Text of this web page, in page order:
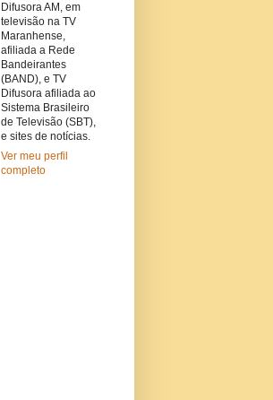
Difusora AM, em
televisão na TV
Maranhense,
afiliada a Rede
Bandeirantes
(BAND), e TV
Difusora afiliada ao
Sistema Brasileiro
de Televisão (SBT),
e sites de notícias.
Ver meu perfil
completo